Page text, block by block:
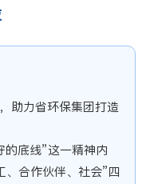
助力省环保集团打造
的底线”这一精神内
、合作伙伴、社会”四